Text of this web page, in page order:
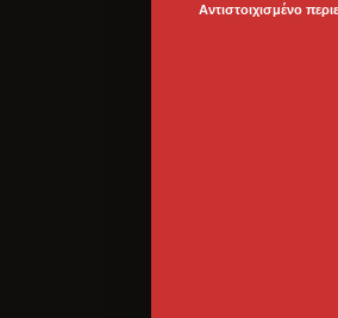
Αντιστοιχισμένο